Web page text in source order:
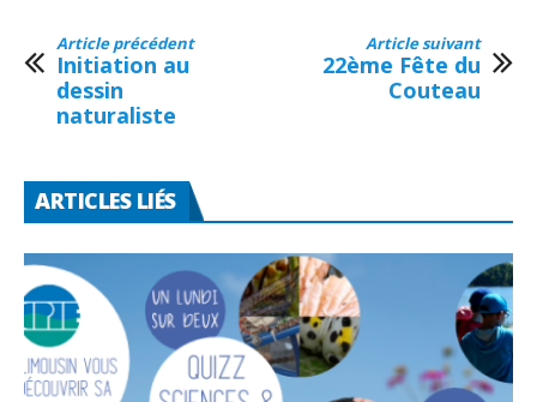
Article précédent
Initiation au
dessin
naturaliste
Article suivant
22ème Fête du
Couteau
ARTICLES LIÉS